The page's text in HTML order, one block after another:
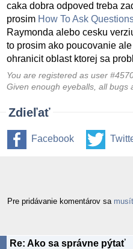
caka dobra odpoved treba
prosim How To Ask
Raymonda alebo cesku
to prosim ako poucovanie
ohranicit oblast ktorej sa
You are registered as user
Given enough eyeballs, all bugs
Zdieľať
Facebook
Pre pridávanie komentárov sa
Re: Ako sa správne pýtať